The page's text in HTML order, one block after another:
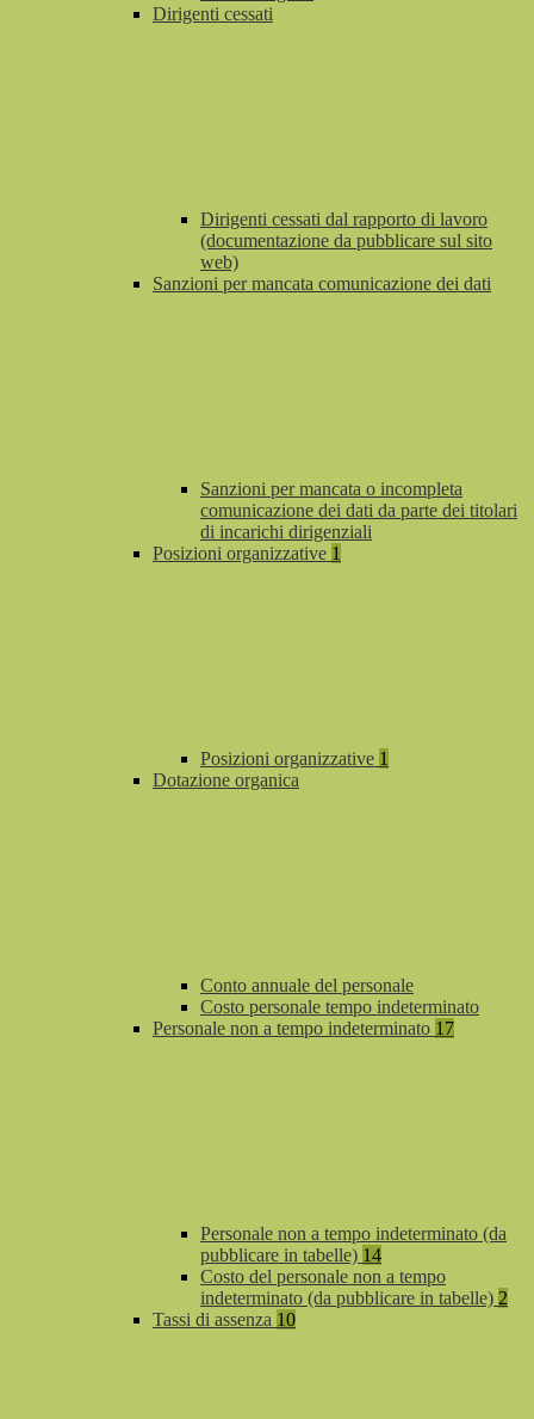
Dirigenti cessati
Dirigenti cessati dal rapporto di lavoro
(documentazione da pubblicare sul sito
web)
Sanzioni per mancata comunicazione dei dati
Sanzioni per mancata o incompleta
comunicazione dei dati da parte dei titolari
di incarichi dirigenziali
Posizioni organizzative 1
Posizioni organizzative 1
Dotazione organica
Conto annuale del personale
Costo personale tempo indeterminato
Personale non a tempo indeterminato 17
Personale non a tempo indeterminato (da
pubblicare in tabelle) 14
Costo del personale non a tempo
indeterminato (da pubblicare in tabelle) 2
Tassi di assenza 10